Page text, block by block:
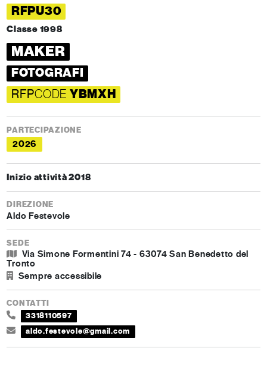
RFPU30
Classe 1998
MAKER
FOTOGRAFI
RFPCODE YBMXH
PARTECIPAZIONE
2026
Inizio attività 2018
DIREZIONE
Aldo Festevole
SEDE
Via Simone Formentini 74 - 63074 San Benedetto del
Tronto
Sempre accessibile
CONTATTI
3318110597
aldo.festevole@gmail.com